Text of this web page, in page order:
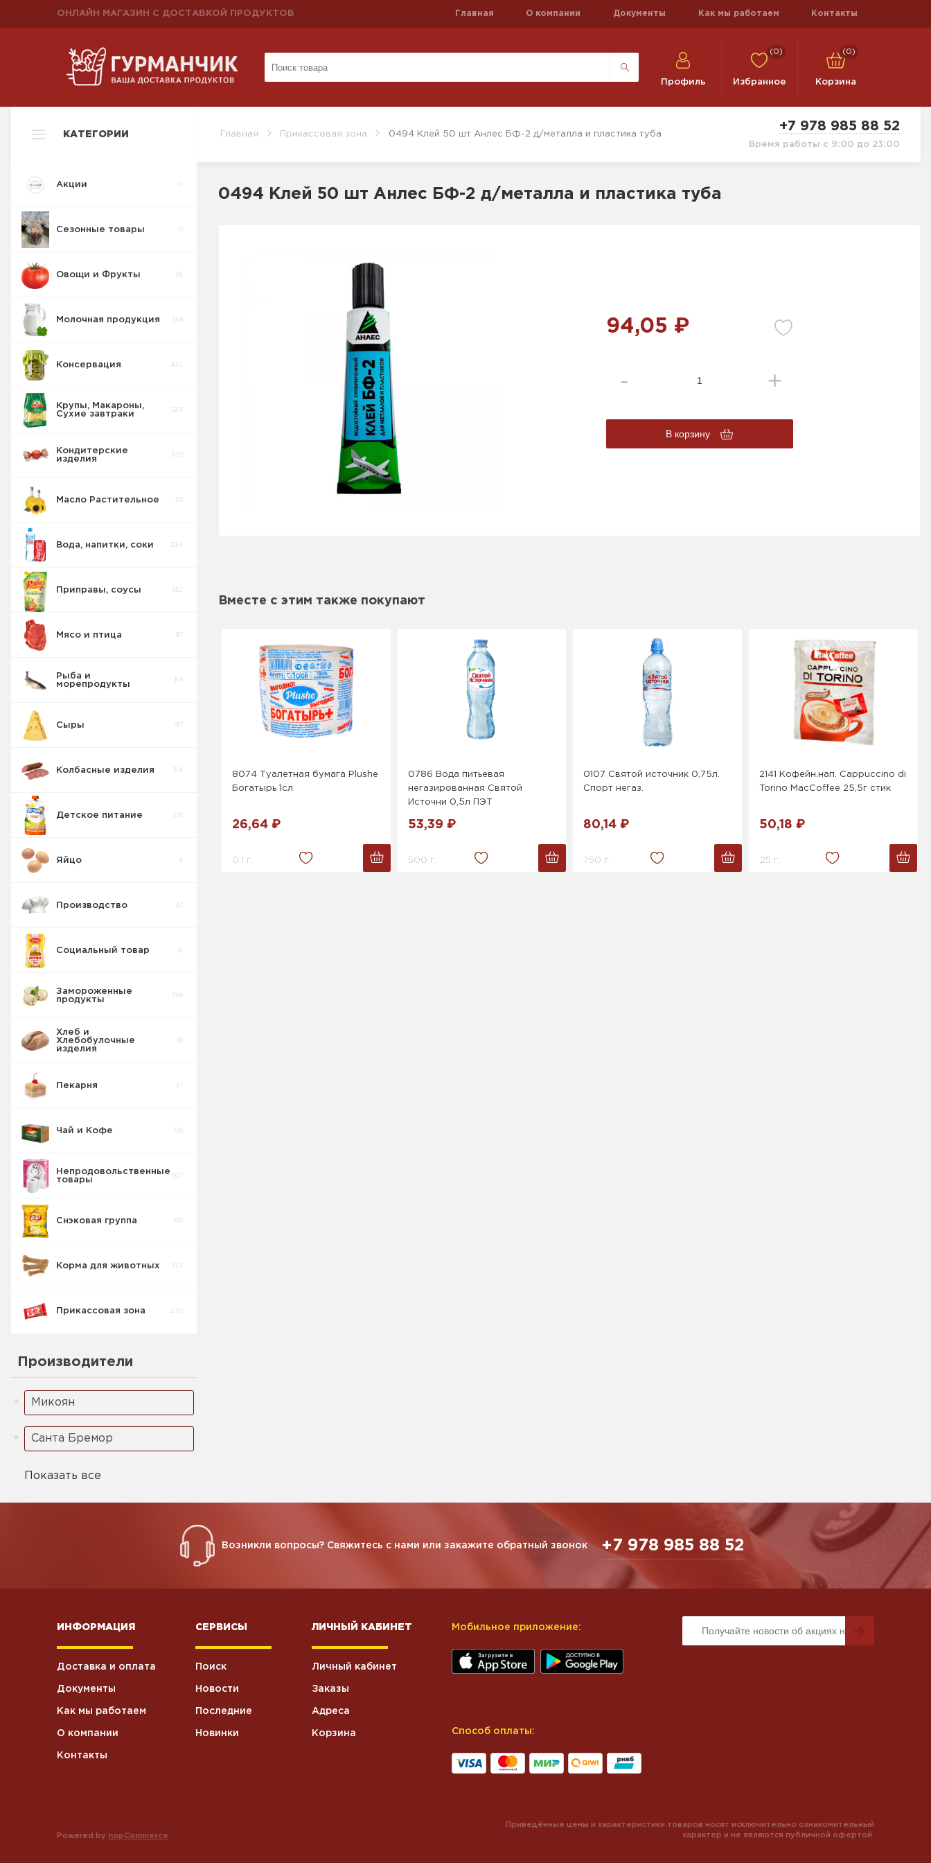
ОНЛАЙН МАГАЗИН С ДОСТАВКОЙ ПРОДУКТОВ Главная О компании Документы Как мы работаем Контакты
Профиль
(0)
Избранное
(0)
Корзина
Главная Прикассовая зона 0494 Клей 50 шт Анлес БФ-2 д/металла и пластика туба
+7 978 985 88 52
Время работы с 9:00 до 23:00
КАТЕГОРИИ
Акции 13
Сезонные товары
Овощи и Фрукты 95
Молочная продукция 368
Консервация 432
Крупы, Макароны,
Сухие завтраки
523
Кондитерские
изделия
670
Масло Растительное 39
Вода, напитки, соки 334
Приправы, соусы 452
Мясо и птица 87
Рыба и
морепродукты
114
Сыры 187
Колбасные изделия 214
Детское питание 215
Яйцо 6
Производство 47
Социальный товар 61
Замороженные
продукты
269
Хлеб и
Хлебобулочные
изделия
81
Пекарня 57
Чай и Кофе 315
Непродовольственные
товары
907
Снэковая группа 190
Корма для животных 123
Прикассовая зона 230
Кондитерские
изделия
Жевательные
Леденец
Свинина
Производители
Микоян
Санта Бремор
Показать все
0494 Клей 50 шт Анлес БФ-2 д/металла и пластика туба
94,05 ₽
В корзину
Вместе с этим также покупают
8074 Туалетная бумага Plushe
Богатырь 1сл
26,64 ₽
0.1 г.
0786 Вода питьевая
негазированная Святой
Источни 0,5л ПЭТ
53,39 ₽
500 г.
0107 Святой источник 0,75л.
Спорт негаз.
80,14 ₽
750 г.
2141 Кофейн.нап. Cappuccino di
Torino MacCoffee 25,5г стик
50,18 ₽
25 г.
Возникли вопросы? Свяжитесь с нами или закажите обратный звонок +7 978 985 88 52
ИНФОРМАЦИЯ
Доставка и оплата
Документы
Как мы работаем
О компании
Контакты
СЕРВИСЫ
Поиск
Новости
Последние
Новинки
ЛИЧНЫЙ КАБИНЕТ
Личный кабинет
Заказы
Адреса
Корзина
Мобильное приложение:
Способ оплаты:
Powered by nopCommerce
Приведённые цены и характеристики товаров носят исключительно ознакомительный
характер и не являются публичной офертой.